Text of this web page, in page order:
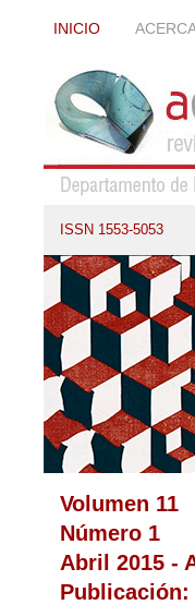
INICIO
ISSN 1553-5053
Volumen 11
Número 1
Abril 2015 -
Publicación: